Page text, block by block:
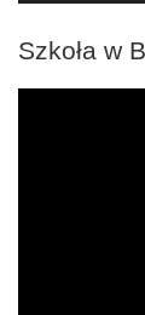
Szkoła w